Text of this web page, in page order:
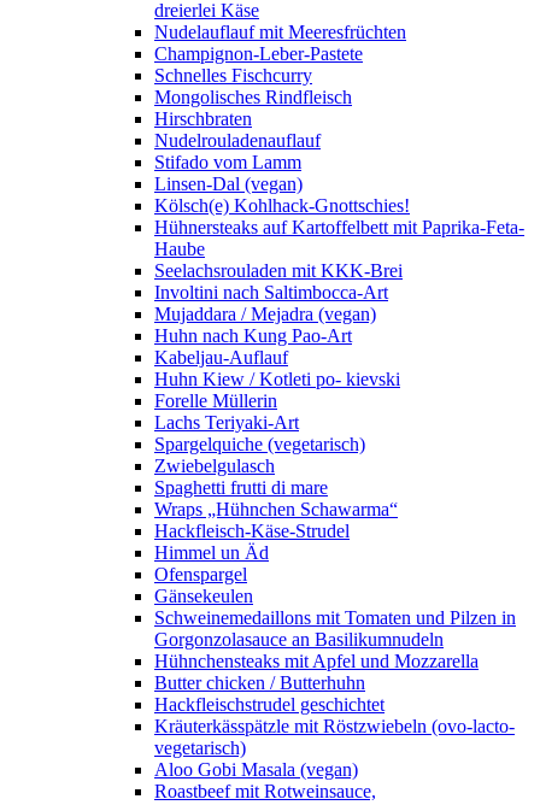
dreierlei Käse
Nudelauflauf mit Meeresfrüchten
Champignon-Leber-Pastete
Schnelles Fischcurry
Mongolisches Rindfleisch
Hirschbraten
Nudelrouladenauflauf
Stifado vom Lamm
Linsen-Dal (vegan)
Kölsch(e) Kohlhack-Gnottschies!
Hühnersteaks auf Kartoffelbett mit Paprika-Feta-
Haube
Seelachsrouladen mit KKK-Brei
Involtini nach Saltimbocca-Art
Mujaddara / Mejadra (vegan)
Huhn nach Kung Pao-Art
Kabeljau-Auflauf
Huhn Kiew / Kotleti po- kievski
Forelle Müllerin
Lachs Teriyaki-Art
Spargelquiche (vegetarisch)
Zwiebelgulasch
Spaghetti frutti di mare
Wraps „Hühnchen Schawarma“
Hackfleisch-Käse-Strudel
Himmel un Äd
Ofenspargel
Gänsekeulen
Schweinemedaillons mit Tomaten und Pilzen in
Gorgonzolasauce an Basilikumnudeln
Hühnchensteaks mit Apfel und Mozzarella
Butter chicken / Butterhuhn
Hackfleischstrudel geschichtet
Kräuterkässpätzle mit Röstzwiebeln (ovo-lacto-
vegetarisch)
Aloo Gobi Masala (vegan)
Roastbeef mit Rotweinsauce,